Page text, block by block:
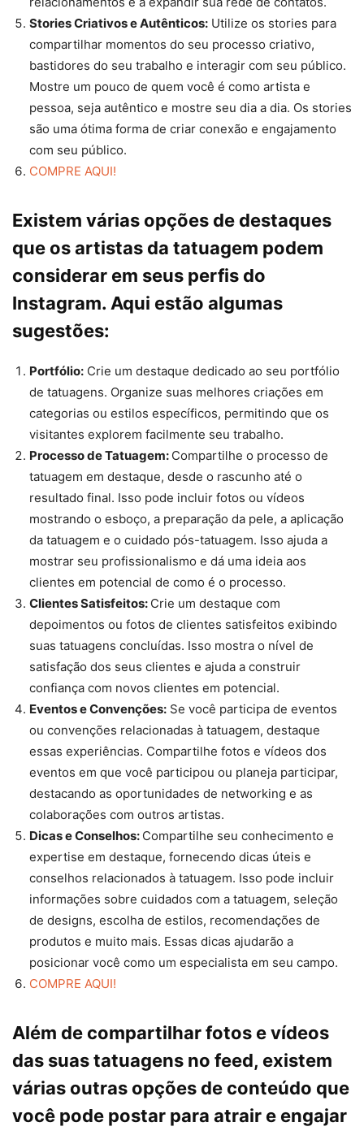
Stories Criativos e Autênticos: Utilize os stories para
compartilhar momentos do seu processo criativo,
bastidores do seu trabalho e interagir com seu público.
Mostre um pouco de quem você é como artista e
pessoa, seja autêntico e mostre seu dia a dia. Os stories
são uma ótima forma de criar conexão e engajamento
com seu público.
COMPRE AQUI!
Existem várias opções de destaques
que os artistas da tatuagem podem
considerar em seus perfis do
Instagram. Aqui estão algumas
sugestões:
Portfólio: Crie um destaque dedicado ao seu portfólio
de tatuagens. Organize suas melhores criações em
categorias ou estilos específicos, permitindo que os
visitantes explorem facilmente seu trabalho.
Processo de Tatuagem: Compartilhe o processo de
tatuagem em destaque, desde o rascunho até o
resultado final. Isso pode incluir fotos ou vídeos
mostrando o esboço, a preparação da pele, a aplicação
da tatuagem e o cuidado pós-tatuagem. Isso ajuda a
mostrar seu profissionalismo e dá uma ideia aos
clientes em potencial de como é o processo.
Clientes Satisfeitos: Crie um destaque com
depoimentos ou fotos de clientes satisfeitos exibindo
suas tatuagens concluídas. Isso mostra o nível de
satisfação dos seus clientes e ajuda a construir
confiança com novos clientes em potencial.
Eventos e Convenções: Se você participa de eventos
ou convenções relacionadas à tatuagem, destaque
essas experiências. Compartilhe fotos e vídeos dos
eventos em que você participou ou planeja participar,
destacando as oportunidades de networking e as
colaborações com outros artistas.
Dicas e Conselhos: Compartilhe seu conhecimento e
expertise em destaque, fornecendo dicas úteis e
conselhos relacionados à tatuagem. Isso pode incluir
informações sobre cuidados com a tatuagem, seleção
de designs, escolha de estilos, recomendações de
produtos e muito mais. Essas dicas ajudarão a
posicionar você como um especialista em seu campo.
COMPRE AQUI!
Além de compartilhar fotos e vídeos
das suas tatuagens no feed, existem
várias outras opções de conteúdo que
você pode postar para atrair e engajar